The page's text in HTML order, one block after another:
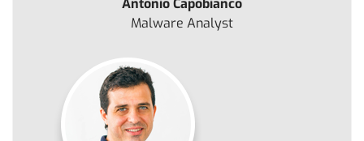
Antonio Capobianco
Malware Analyst